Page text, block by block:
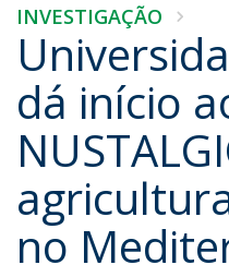
INVESTIGAÇÃO
dá início
no